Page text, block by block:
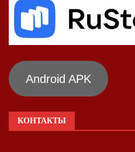
Android APK
КОНТАКТЫ